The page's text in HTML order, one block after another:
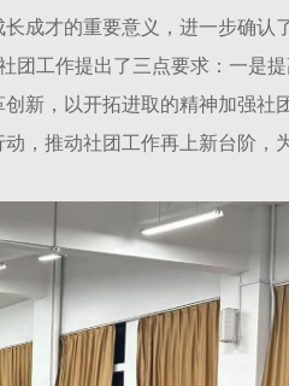
成才的重要意义，进一步确认
团工作提出了三点要求：一是
新，以开拓进取的精神加强社
，推动社团工作再上新台阶，